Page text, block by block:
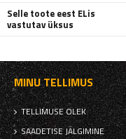
Selle toote eest ELis
vastutav üksus
MINU TELLIMUS
TELLIMUSE OLEK
SAADETISE JÄLGIMINE